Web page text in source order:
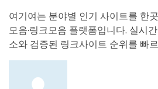
여기여는 분야별 인기 사이트를 한
모음·링크모음 플랫폼입니다. 실시
소와 검증된 링크사이트 순위를 빠